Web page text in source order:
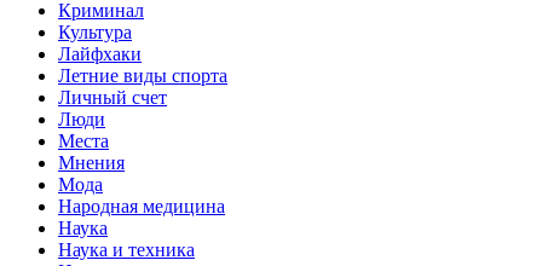
Криминал
Культура
Лайфхаки
Летние виды спорта
Личный счет
Люди
Места
Мнения
Мода
Народная медицина
Наука
Наука и техника